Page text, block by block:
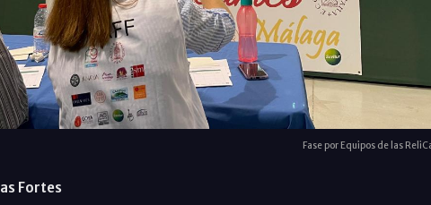
Fase por Equipos de las
Fortes